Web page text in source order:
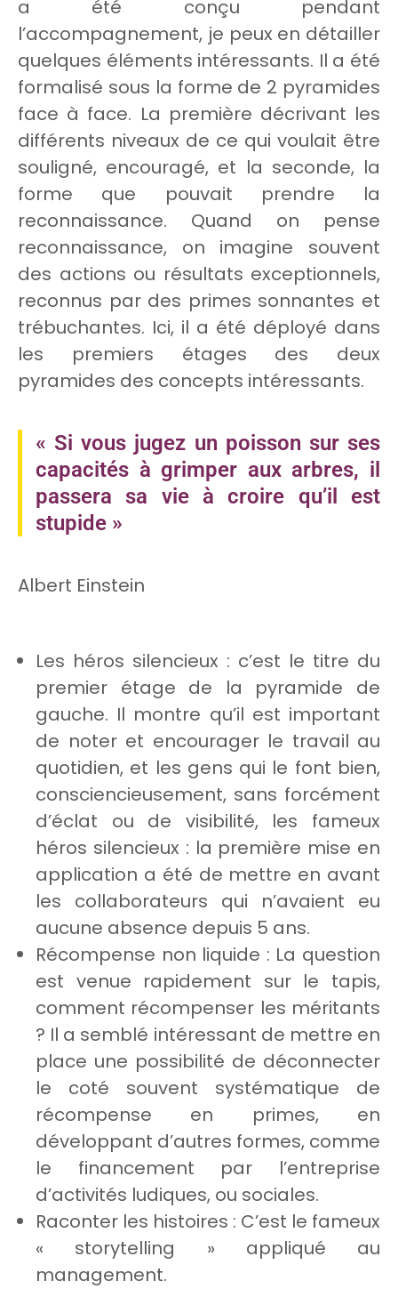
a été conçu pendant
l’accompagnement, je peux en détailler
quelques éléments intéressants. Il a été
formalisé sous la forme de 2 pyramides
face à face. La première décrivant les
différents niveaux de ce qui voulait être
souligné, encouragé, et la seconde, la
forme que pouvait prendre la
reconnaissance. Quand on pense
reconnaissance, on imagine souvent
des actions ou résultats exceptionnels,
reconnus par des primes sonnantes et
trébuchantes. Ici, il a été déployé dans
les premiers étages des deux
pyramides des concepts intéressants.
« Si vous jugez un poisson sur ses
capacités à grimper aux arbres, il
passera sa vie à croire qu’il est
stupide »
Albert Einstein
Les héros silencieux : c’est le titre du
premier étage de la pyramide de
gauche. Il montre qu’il est important
de noter et encourager le travail au
quotidien, et les gens qui le font bien,
consciencieusement, sans forcément
d’éclat ou de visibilité, les fameux
héros silencieux : la première mise en
application a été de mettre en avant
les collaborateurs qui n’avaient eu
aucune absence depuis 5 ans.
Récompense non liquide : La question
est venue rapidement sur le tapis,
comment récompenser les méritants
? Il a semblé intéressant de mettre en
place une possibilité de déconnecter
le coté souvent systématique de
récompense en primes, en
développant d’autres formes, comme
le financement par l’entreprise
d’activités ludiques, ou sociales.
Raconter les histoires : C’est le fameux
« storytelling » appliqué au
management.